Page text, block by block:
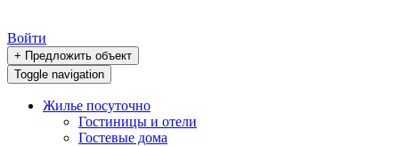
Войти
+ Предложить объект
Toggle navigation
Жилье посуточно
Гостиницы и отели
Гостевые дома